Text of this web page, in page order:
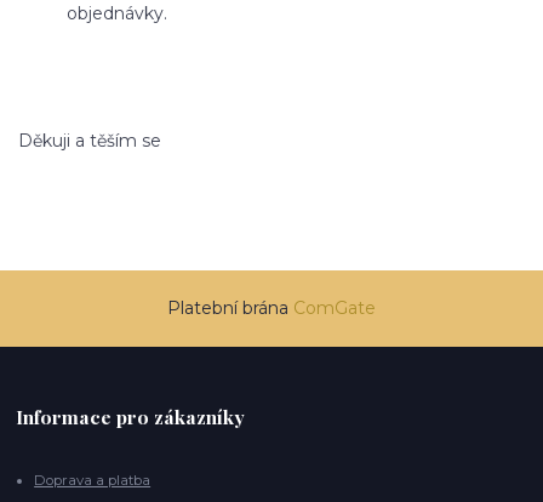
objednávky.
Děkuji a těším se
Platební brána ComGate
Informace pro zákazníky
Doprava a platba